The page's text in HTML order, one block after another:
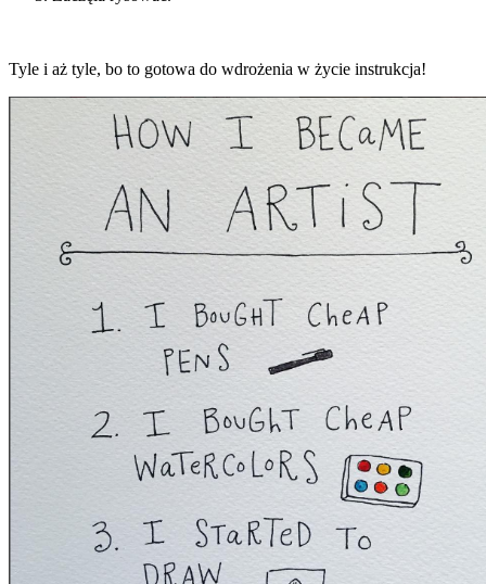
Tyle i aż tyle, bo to gotowa do wdrożenia w życie instrukcja!